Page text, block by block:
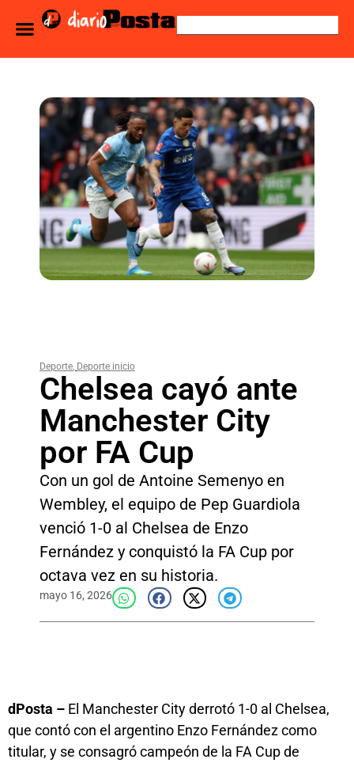
Deporte, Deporte inicio
Chelsea cayó ante
Manchester City
por FA Cup
Con un gol de Antoine Semenyo en
Wembley, el equipo de Pep Guardiola
venció 1-0 al Chelsea de Enzo
Fernández y conquistó la FA Cup por
octava vez en su historia.
mayo 16, 2026
dPosta – El Manchester City derrotó 1-0 al Chelsea,
que contó con el argentino Enzo Fernández como
titular, y se consagró campeón de la FA Cup de